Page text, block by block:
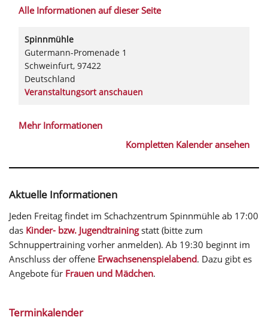
Alle Informationen auf dieser Seite
Spinnmühle
Gutermann-Promenade 1
Schweinfurt, 97422
Deutschland
Veranstaltungsort anschauen
Mehr Informationen
Kompletten Kalender ansehen
Aktuelle Informationen
Jeden Freitag findet im Schachzentrum Spinnmühle ab 17:00
das Kinder- bzw. Jugendtrainingstatt (bitte zum
Schnuppertraining vorher anmelden). Ab 19:30 beginnt im
Anschluss der offene Erwachsenenspielabend. Dazu gibt es
Angebote für Frauen und Mädchen.
Terminkalender